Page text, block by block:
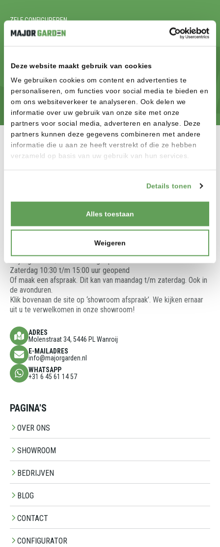
Deze website maakt gebruik van cookies
We gebruiken cookies om content en advertenties te
personaliseren, om functies voor social media te bieden en
om ons websiteverkeer te analyseren. Ook delen we
informatie over uw gebruik van onze site met onze
partners voor social media, adverteren en analyse. Deze
partners kunnen deze gegevens combineren met andere
informatie die u aan ze heeft verstrekt of die ze hebben
verzameld op basis van uw gebruik van hun services.
Details tonen
Alles toestaan
Weigeren
ZELF CONFIGUREREN
KLAAR OM JE DROOMTUIN TE
REALISEREN? START MET
CONFIGUREREN
CONFIGUREREN
Welkom op de site van Major Garden in Wanroij! Onze showroom
van 500m² biedt u de mogelijkheid om onze hoogwaardige
poorten, schuttingen, vlonders en tuinverlichting in het echt te
We denken graag met u mee en adviseren u over de beste
oplossingen voor uw tuinproject.
Zaterdag 10:30 t/m 15:00 uur geopend
Of maak een afspraak. Dit kan van maandag t/m zaterdag. Ook in
de avonduren.
Klik bovenaan de site op ‘showroom afspraak’. We kijken ernaar
uit u te verwelkomen in onze showroom!
ADRES
Molenstraat 34, 5446 PL Wanroij
E-MAILADRES
info@majorgarden.nl
WHATSAPP
+31 6 45 61 14 57
PAGINA'S
OVER ONS
SHOWROOM
BEDRIJVEN
BLOG
CONTACT
CONFIGURATOR